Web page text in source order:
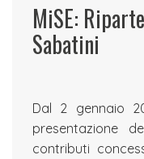
MiSE:
Sabatini
Dal 2 gennaio
presentazione
contributi